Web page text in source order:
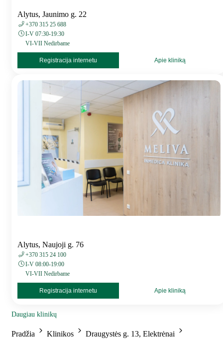
Alytus, Jaunimo g. 22
+370 315 25 688
I-V 07:30-19:30
VI-VII Nedirbame
Registracija internetu Apie kliniką
Alytus, Naujoji g. 76
+370 315 24 100
I-V 08:00-19:00
VI-VII Nedirbame
Registracija internetu Apie kliniką
Daugiau klinikų
Pradžia Klinikos
Draugystės g. 13, Elektrėnai